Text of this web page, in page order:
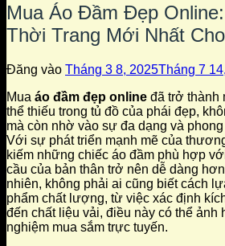
Mua Áo Đầm Đẹp
Thời Trang Mới Nhất
Đăng vào Tháng 3 8, 2025Tháng 7
Mua áo đầm đẹp online đã trở thành
thể thiếu trong tủ đồ của phái đẹp,
mà còn nhờ vào sự đa dạng và
Với sự phát triển mạnh mẽ của
kiếm những chiếc áo đầm phù hợp
cầu của bản thân trở nên dễ dàng
nhiên, không phải ai cũng biết cách
phẩm chất lượng, từ việc xác định
đến chất liệu vải, điều này có thể
nghiệm mua sắm trực tuyến.